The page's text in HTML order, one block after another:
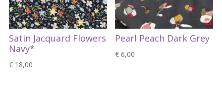
Satin Jacquard Flowers
Navy*
€18,00
Pearl Peach Dark Grey
€ 6,00